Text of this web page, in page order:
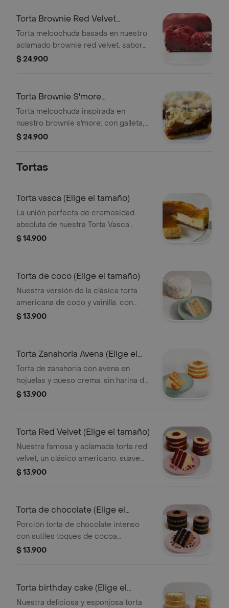
Torta Brownie Red Velvet
Melcochuda
Torta melcochuda basada en nuestro
aclamado brownie red velvet. sabor
único y textura inolvidable.
$ 24.900
Torta Brownie S'more
Melcochuda
Torta melcochuda inspirada en
nuestro brownie s'more: con galleta,
blondie, caramelo salado,
$ 24.900
Tortas
Torta vasca (Elige el tamaño)
La unión perfecta de cremosidad
absoluta de nuestra Torta Vasca
horneada sobre una base de brownie
la boca. (Elige el tamaño)
$ 14.900
Torta de coco (Elige el tamaño)
Nuestra versión de la clásica torta
americana de coco y vainilla. con
delicados toques de arequipe y suave
$ 13.900
Torta Zanahoria Avena (Elige el
tamaño)
Torta de zanahoria con avena en
hojuelas y queso crema. sin harina de
trigo. ¡sabor casero y saludable!
$ 13.900
Torta Red Velvet (Elige el tamaño)
Nuestra famosa y aclamada torta red
velvet, un clásico americano. suave
bizcocho rojo intenso con un
irresistible! (Elige tu tamaño)
$ 13.900
Torta de chocolate (Elige el
tamaño)
Porción torta de chocolate intenso
con sutiles toques de cocoa
holandesa y la inolvidable cremosidad
chocolate! (Elige tu tamaño)
$ 13.900
Torta birthday cake (Elige el
tamaño)
Nuestra deliciosa y esponjosa torta